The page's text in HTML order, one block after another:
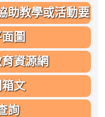
助教學或活動要
圖
資源網
文
詢